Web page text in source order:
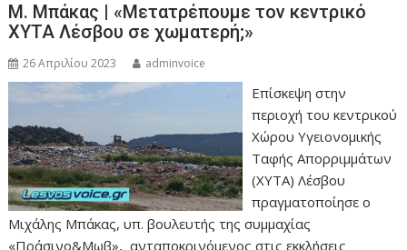
Μ. Μπάκας | «Μετατρέπουμε τον κεντρικό
ΧΥΤΑ Λέσβου σε χωματερή;»
26 Απριλίου 2023 adminvoice
Επίσκεψη στην
περιοχή του κεντρικού
Χώρου Υγειονομικής
Ταφής Απορριμμάτων
(ΧΥΤΑ) Λέσβου
πραγματοποίησε ο
Μιχάλης Μπάκας, υπ. βουλευτής της συμμαχίας
«Πράσινο&Μωβ», ανταποκρινόμενος στις εκκλήσεις